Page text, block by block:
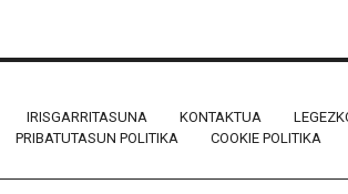
IRISGARRITASUNA KONTAKTUA
PRIBATUTASUN POLITIKA
COOKIE POLITIKA